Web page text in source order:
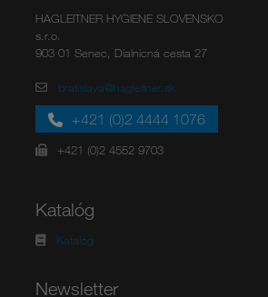
HAGLEITNER HYGIENE SLOVENSKO
s.r.o.
903 01 Senec, Dialnicná cesta 27
bratislava@hagleitner.sk
+421 (0)2 4444 1076
+421 (0)2 4552 9703
Katalóg
Katalóg
Newsletter